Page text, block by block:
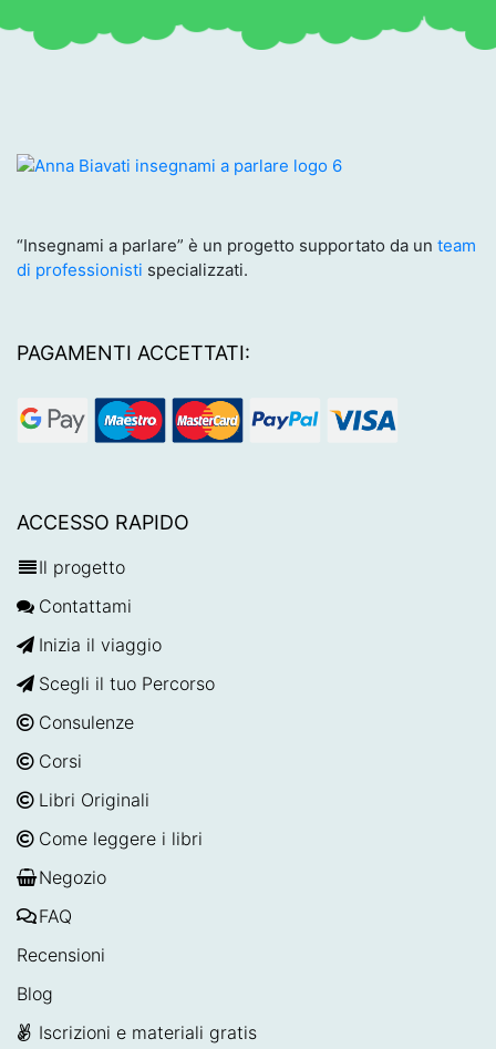
“Insegnami a parlare” è un progetto supportato da un team
di professionisti specializzati.
PAGAMENTI ACCETTATI:
ACCESSO RAPIDO
Il progetto
Contattami
Inizia il viaggio
Scegli il tuo Percorso
Consulenze
Corsi
Libri Originali
Come leggere i libri
Negozio
FAQ
Recensioni
Blog
Iscrizioni e materiali gratis